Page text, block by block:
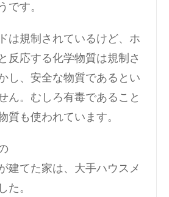
です。
は規制されているけど、ホ
反応する化学物質は規制さ
し、安全な物質であるとい
ん。むしろ有毒であること
質も使われています。
建てた家は、大手ハウスメ
た。